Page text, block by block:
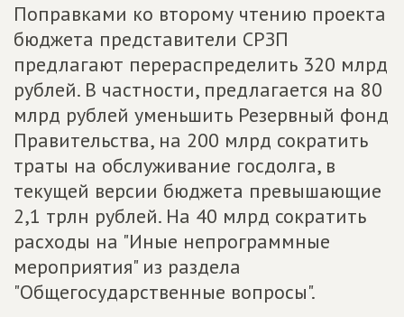
Поправками ко второму чтению проекта
бюджета представители СРЗП
предлагают перераспределить 320 млрд
рублей. В частности, предлагается на 80
млрд рублей уменьшить Резервный фонд
Правительства, на 200 млрд сократить
траты на обслуживание госдолга, в
текущей версии бюджета превышающие
2,1 трлн рублей. На 40 млрд сократить
расходы на "Иные непрограммные
мероприятия" из раздела
"Общегосударственные вопросы".